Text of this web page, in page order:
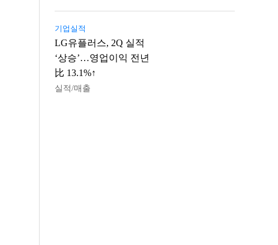
기업실적
LG유플러스, 2Q 실적
‘상승’…영업이익 전년
比 13.1%↑
실적/매출